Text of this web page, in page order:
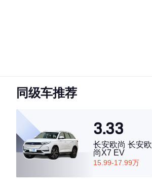
同级车推荐
3.33
长安欧尚 长安欧
尚X7 EV
15.99-17.99万